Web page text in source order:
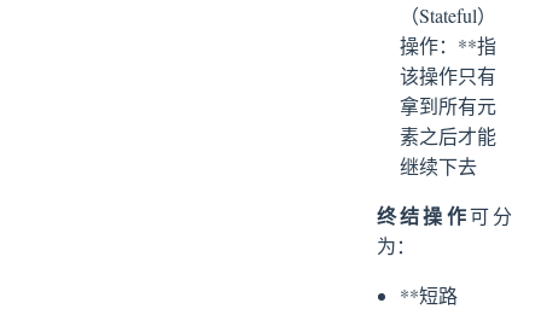
（Stateful）
操作：**指
该操作只有
拿到所有元
素之后才能
继续下去
终结操作可分
为：
**短路